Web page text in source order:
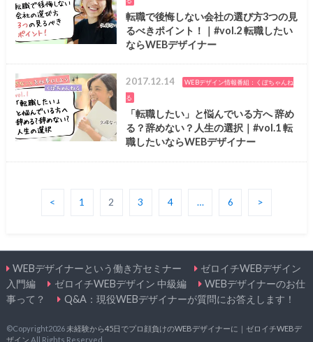
転職で後悔しない会社の選び方3つの見
るべきポイント！｜#vol.2 転職したい
ならWEBデザイナー
2017.12.14
WEBデザイン情報番組：くぼちゃんね
る
「転職したい」と悩んでいる方へ 辞め
る？辞めない？人生の選択｜#vol.1 転
職したいならWEBデザイナー
< 1 2 3 4 … 6 >
WEBデザイナーという働き方セミナー
ゼロイチWEBデザイン
入門編
ゼロイチWEBデザイン 中級編
WEBデザイナーのお仕
事って？
Q&A：現役WEBデザイナーが質問にお答えします！
©Copyright2026 未経験から45日でプロ顔負けのWEBデザイナーに｜ゼロイチWEBデ
ザイン .All Rights Reserved.